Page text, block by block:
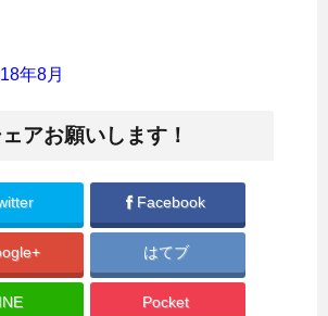
年8月
アお願いします！
Facebook
はてブ
Pocket